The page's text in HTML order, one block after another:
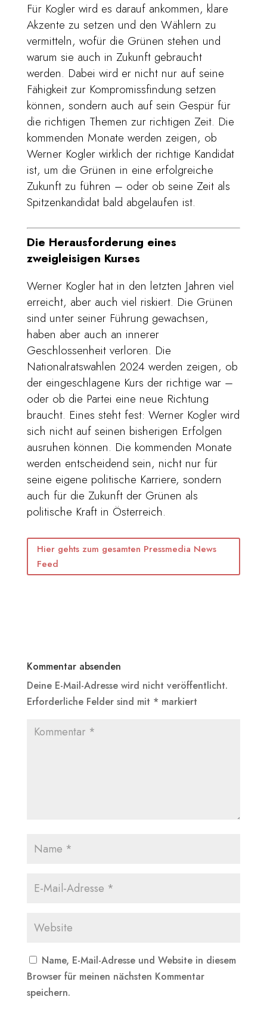
Für Kogler wird es darauf ankommen, klare
Akzente zu setzen und den Wählern zu
vermitteln, wofür die Grünen stehen und
warum sie auch in Zukunft gebraucht
werden. Dabei wird er nicht nur auf seine
Fähigkeit zur Kompromissfindung setzen
können, sondern auch auf sein Gespür für
die richtigen Themen zur richtigen Zeit. Die
kommenden Monate werden zeigen, ob
Werner Kogler wirklich der richtige Kandidat
ist, um die Grünen in eine erfolgreiche
Zukunft zu führen – oder ob seine Zeit als
Spitzenkandidat bald abgelaufen ist.
Die Herausforderung eines
zweigleisigen Kurses
Werner Kogler hat in den letzten Jahren viel
erreicht, aber auch viel riskiert. Die Grünen
sind unter seiner Führung gewachsen,
haben aber auch an innerer
Geschlossenheit verloren. Die
Nationalratswahlen 2024 werden zeigen, ob
der eingeschlagene Kurs der richtige war –
oder ob die Partei eine neue Richtung
braucht. Eines steht fest: Werner Kogler wird
sich nicht auf seinen bisherigen Erfolgen
ausruhen können. Die kommenden Monate
werden entscheidend sein, nicht nur für
seine eigene politische Karriere, sondern
auch für die Zukunft der Grünen als
politische Kraft in Österreich.
Hier gehts zum gesamten Pressmedia News
Feed
Kommentar absenden
Deine E-Mail-Adresse wird nicht veröffentlicht.
Erforderliche Felder sind mit * markiert
Name, E-Mail-Adresse und Website in diesem
Browser für meinen nächsten Kommentar
speichern.